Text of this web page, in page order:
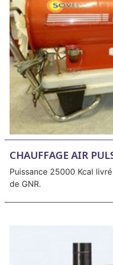
CHAUFFAGE AIR
Puissance 25000 Kcal
de GNR.